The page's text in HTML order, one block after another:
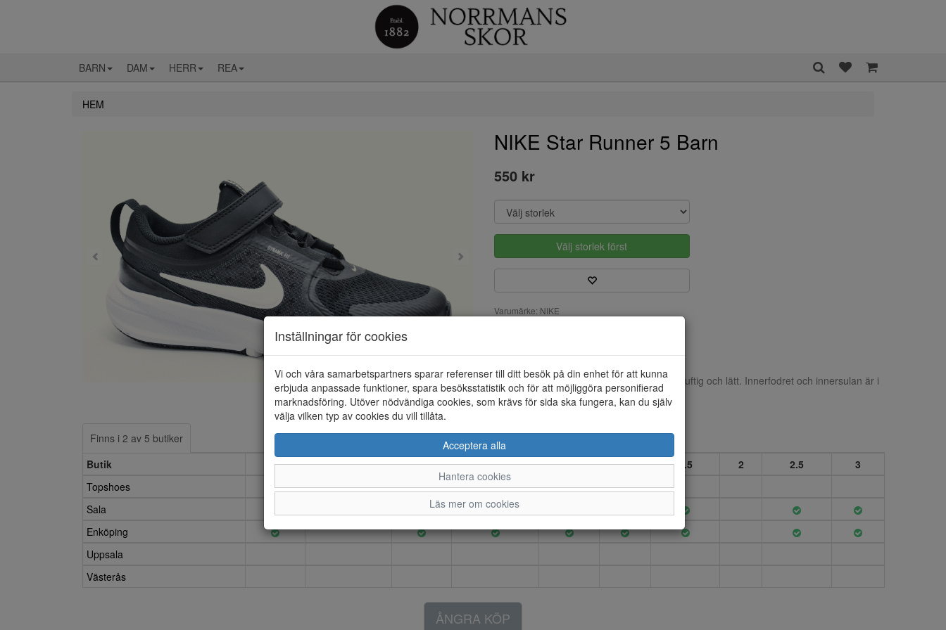
BARN DAM HERR REA
HEM
NIKE Star Runner 5 Barn
550 kr
Välj storlek först
Varumärke: NIKE
Färg: Svart
NIKE Star Runner 5 barn löparsko som är luftig och lätt. Innerfodret och innersulan är i
textil.
Finns i 2 av 5 butiker
Butik
11 11.5 12 12.5 13 1 1.5 2 2.5
3
Topshoes
Sala
Enköping
Uppsala
Västerås
ÅNGRA KÖP
Inställningar för cookies
Vi och våra samarbetspartners sparar referenser till ditt besök på din enhet för att kunna
erbjuda anpassade funktioner, spara besöksstatistik och för att möjliggöra personifierad
marknadsföring. Utöver nödvändiga cookies, som krävs för sida ska fungera, kan du själv
välja vilken typ av cookies du vill tillåta.
Acceptera alla
Hantera cookies
Läs mer om cookies